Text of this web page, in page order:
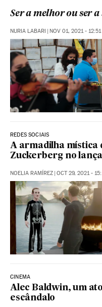
Ser a melhor ou ser a
NURIA LABARI NOV 01, 2021 - 12:51
REDES SOCIAIS
A armadilha mística
Zuckerberg no
NOELIA RAMÍREZ OCT 29, 2021 -
CINEMA
Alec Baldwin, um
escândalo